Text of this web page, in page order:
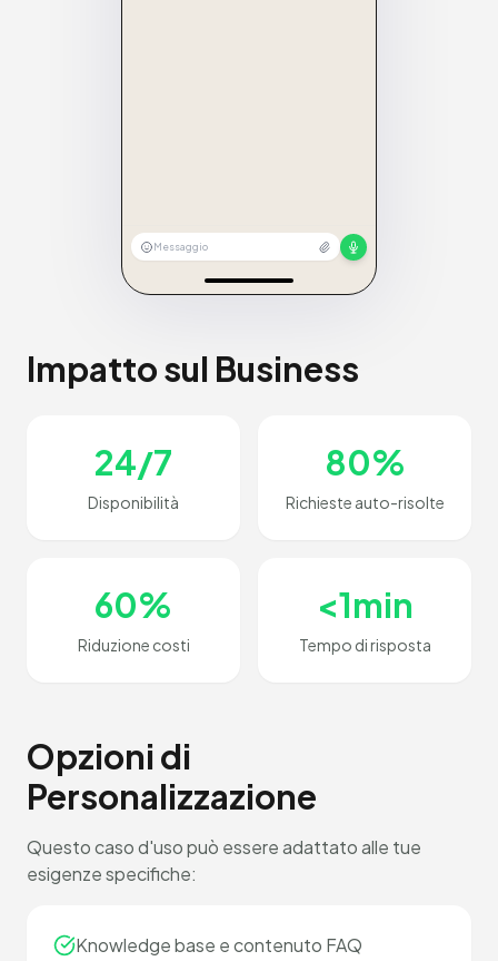
Messaggio
Impatto sul Business
24/7
Disponibilità
80%
Richieste auto-risolte
60%
Riduzione costi
<1min
Tempo di risposta
Opzioni di
Personalizzazione
Questo caso d'uso può essere adattato alle tue
esigenze specifiche:
Knowledge base e contenuto FAQ